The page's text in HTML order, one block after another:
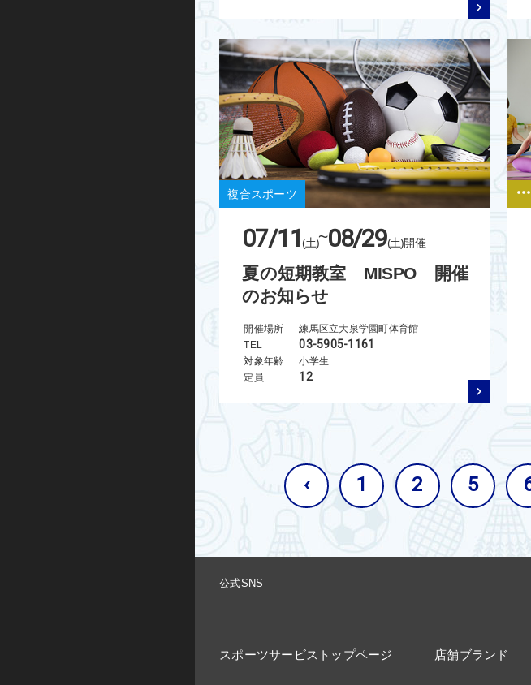
複合スポーツ
07/11 (土)~08/29(土)開催
夏の短期教室 MISPO 開催
のお知らせ
開催場所
練馬区立大泉学園町体育館
TEL
03-5905-1161
対象年齢
小学生
定員
12
‹ 1 2 5
公式SNS
スポーツサービストップページ 店舗ブランド